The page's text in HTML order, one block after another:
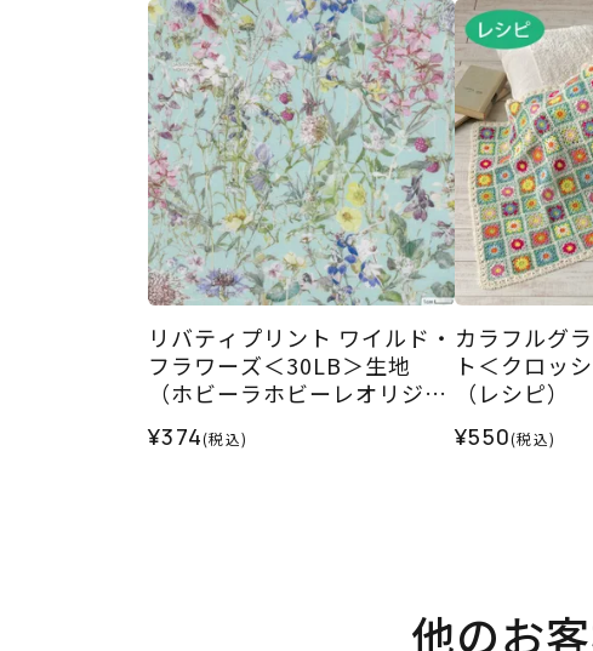
リバティプリント ワイルド・
フラワーズ＜30LB＞生地
（ホビーラホビーレオリジナ
¥374(税込)
カラフルグ
ト＜クロッ
（レシピ）
¥550(税込)
他のお